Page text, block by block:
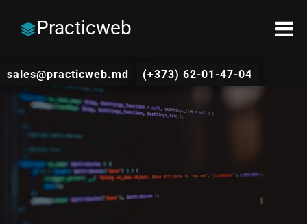
Practicweb
sales@practicweb.md (+373) 62-01-47-04